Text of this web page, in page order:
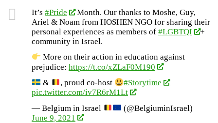
It’s #Pride
Month. Our thanks to Moshe, Guy,
Ariel & Noam from HOSHEN NGO for sharing their
personal experiences as members of #LGBTQI
+
community in Israel.
More on their action in education against
prejudice: https://t.co/xZLaF0M190
&
, proud co-host
#Storytime
pic.twitter.com/iv7R6rM1Lt
— Belgium in Israel
(@BelgiuminIsrael)
June 9, 2021